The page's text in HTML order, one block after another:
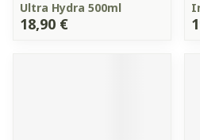
Ultra Hydra 500ml
18,90 €